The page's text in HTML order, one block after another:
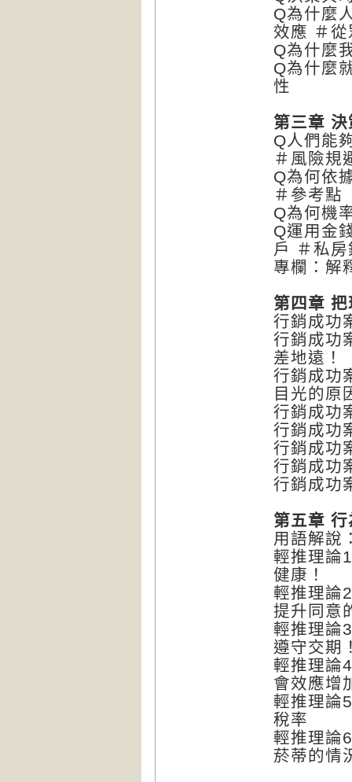
Q為什麼
效應 ＃
Q為什麼
Q為什麼
性
第三章
Q人們能
＃風險規
Q為何依
＃參考點
Q為何機
Q運用金
戶 ＃私
專欄：解
第四章
行銷成功
行銷成功
差地遠！
行銷成功
目光的原
行銷成功
行銷成功
行銷成功
行銷成功
行銷成功
第五章
用語解說
輕推理論
健康！
輕推理論
提升同意
輕推理論
遵守交期
輕推理論
會效應增
輕推理論
稅率
輕推理論
菸蒂的情